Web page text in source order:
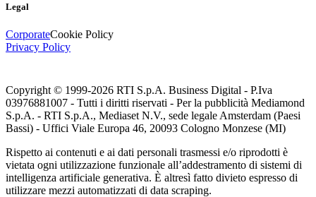
Legal
CorporateCookie Policy
Privacy Policy
Copyright © 1999-2026 RTI S.p.A. Business Digital - P.Iva
03976881007 - Tutti i diritti riservati - Per la pubblicità Mediamond
S.p.A. - RTI S.p.A., Mediaset N.V., sede legale Amsterdam (Paesi
Bassi) - Uffici Viale Europa 46, 20093 Cologno Monzese (MI)
Rispetto ai contenuti e ai dati personali trasmessi e/o riprodotti è
vietata ogni utilizzazione funzionale all’addestramento di sistemi di
intelligenza artificiale generativa. È altresì fatto divieto espresso di
utilizzare mezzi automatizzati di data scraping.